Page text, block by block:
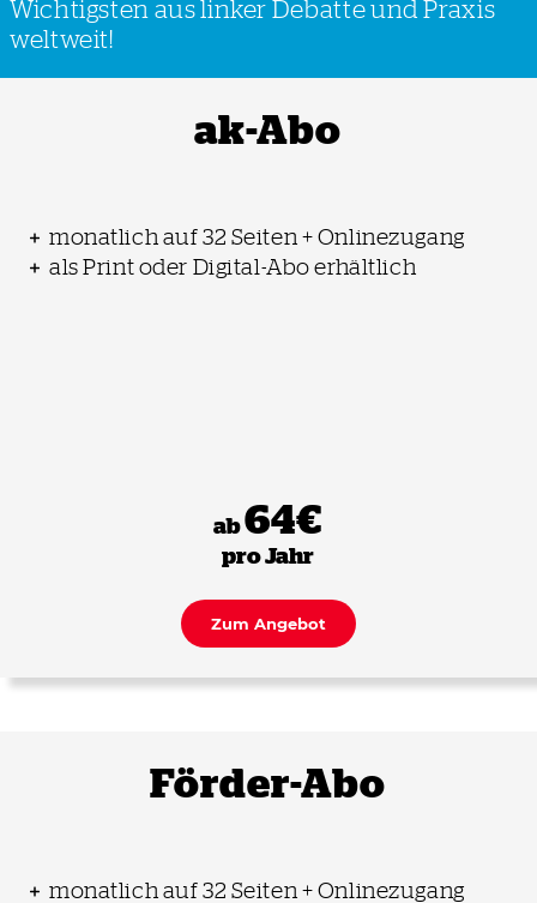
Wichtigsten aus linker Debatte und Praxis
weltweit!
ak-Abo
monatlich auf 32 Seiten + Onlinezugang
als Print oder Digital-Abo erhältlich
ab64€
pro Jahr
Zum Angebot
Förder-Abo
monatlich auf 32 Seiten + Onlinezugang